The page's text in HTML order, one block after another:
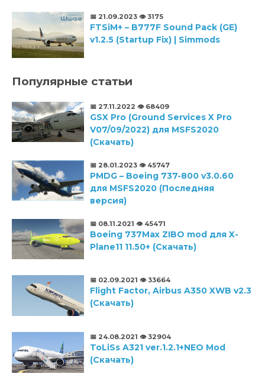
📅 21.09.2023 👁️ 3175
FTSiM+ – B777F Sound Pack (GE)
v1.2.5 (Startup Fix) | Simmods
Популярные статьи
📅 27.11.2022 👁️ 68409
GSX Pro (Ground Services X Pro
V07/09/2022) для MSFS2020
(Скачать)
📅 28.01.2023 👁️ 45747
PMDG – Boeing 737-800 v3.0.60
для MSFS2020 (Последняя
версия)
📅 08.11.2021 👁️ 45471
Boeing 737Max ZIBO mod для X-
Plane11 11.50+ (Скачать)
📅 02.09.2021 👁️ 33664
Flight Factor, Airbus A350 XWB v2.3
(Скачать)
📅 24.08.2021 👁️ 32904
ToLiSs A321 ver.1.2.1+NEO Mod
(Скачать)